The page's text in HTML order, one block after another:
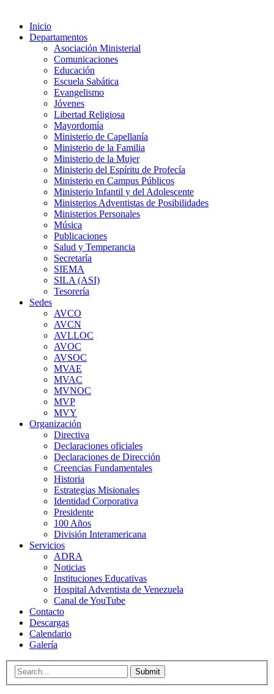
Inicio
Departamentos
Asociación Ministerial
Comunicaciones
Educación
Escuela Sabática
Evangelismo
Jóvenes
Libertad Religiosa
Mayordomía
Ministerio de Capellanía
Ministerio de la Familia
Ministerio de la Mujer
Ministerio del Espíritu de Profecía
Ministerio en Campus Públicos
Ministerio Infantil y del Adolescente
Ministerios Adventistas de Posibilidades
Ministerios Personales
Música
Publicaciones
Salud y Temperancia
Secretaría
SIEMA
SILA (ASI)
Tesorería
Sedes
AVCO
AVCN
AVLLOC
AVOC
AVSOC
MVAE
MVAC
MVNOC
MVP
MVY
Organización
Directiva
Declaraciones oficiales
Declaraciones de Dirección
Creencias Fundamentales
Historia
Estrategias Misionales
Identidad Corporativa
Presidente
100 Años
División Interamericana
Servicios
ADRA
Noticias
Instituciones Educativas
Hospital Adventista de Venezuela
Canal de YouTube
Contacto
Descargas
Calendario
Galería
Submit